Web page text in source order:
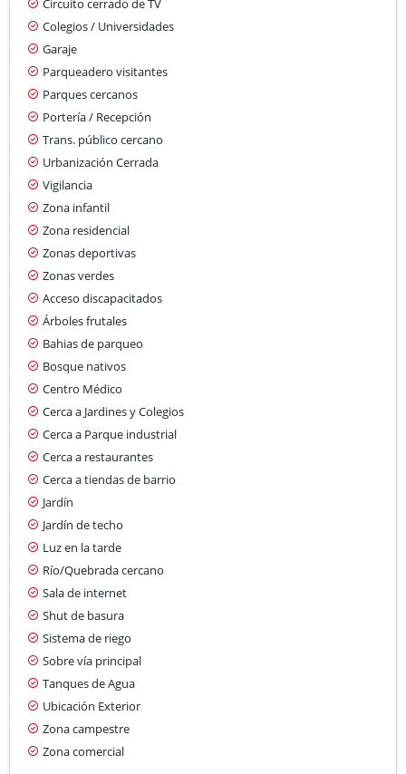
Circuito cerrado de TV
Colegios / Universidades
Garaje
Parqueadero visitantes
Parques cercanos
Portería / Recepción
Trans. público cercano
Urbanización Cerrada
Vigilancia
Zona infantil
Zona residencial
Zonas deportivas
Zonas verdes
Acceso discapacitados
Árboles frutales
Bahias de parqueo
Bosque nativos
Centro Médico
Cerca a Jardines y Colegios
Cerca a Parque industrial
Cerca a restaurantes
Cerca a tiendas de barrio
Jardín
Jardín de techo
Luz en la tarde
Río/Quebrada cercano
Sala de internet
Shut de basura
Sistema de riego
Sobre vía principal
Tanques de Agua
Ubicación Exterior
Zona campestre
Zona comercial